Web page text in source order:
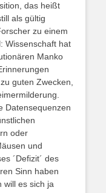
das heißt
als gültig
zu einem
Wissenschaft hat
Manko
guten Zwecken,
Datensequenzen
oder
und
´Defizit´ des
Sinn haben
will es sich ja